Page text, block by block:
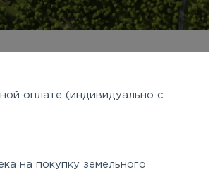
оплате (индивидуально с
на покупку земельного